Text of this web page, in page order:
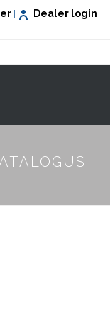
Dealer login
VEILIG WERKEN